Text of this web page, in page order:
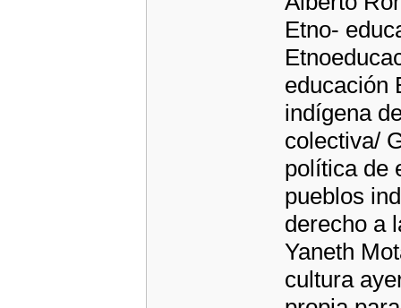
Etno-
educación
indígena
colectiva/
política de
pueblos
derecho a
Yaneth
cultura